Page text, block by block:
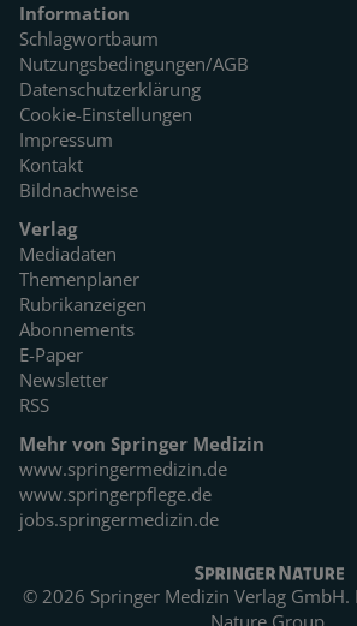
Information
Schlagwortbaum
Nutzungsbedingungen/AGB
Datenschutzerklärung
Cookie-Einstellungen
Impressum
Kontakt
Bildnachweise
Verlag
Mediadaten
Themenplaner
Rubrikanzeigen
Abonnements
E-Paper
Newsletter
RSS
Mehr von Springer Medizin
www.springermedizin.de
www.springerpflege.de
jobs.springermedizin.de
© 2026 Springer Medizin Verlag GmbH.